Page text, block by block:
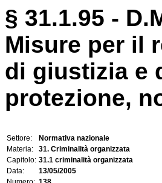
§ 31.1.95 -
Misure per il
di giustizia e
protezione,
Settore:
Normativa nazionale
Materia:
31. Criminalità organizzata
Capitolo: 31.1 criminalità organizzata
Data:
13/05/2005